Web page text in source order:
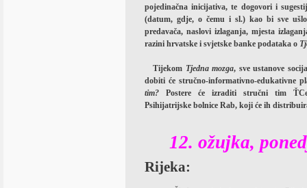
pojedinačna inicijativa, te dogovori i
(datum, gdje, o čemu i sl.) kao bi sve
predavača, naslovi izlaganja, mjesta
razini hrvatske i svjetske banke podataka o
Tijekom Tjedna mozga, sve ustanove
dobiti će stručno-informativno-edukativne
tim? Postere će izraditi stručni tim
Psihijatrijske bolnice Rab, koji će ih
12. ožujka,
Rijeka: